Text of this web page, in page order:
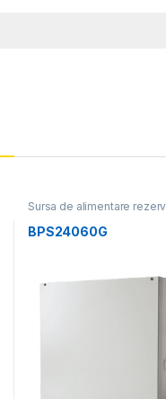
Sursa de alimentare
BPS24060G